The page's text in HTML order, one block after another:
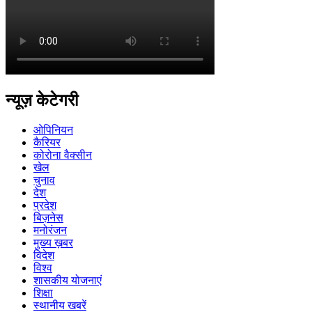
न्यूज़ केटेगरी
ओपिनियन
कैरियर
कोरोना वैक्सीन
खेल
चुनाव
देश
प्रदेश
बिज़नेस
मनोरंजन
मुख्य ख़बर
विदेश
विश्व
शासकीय योजनाएं
शिक्षा
स्थानीय खबरें